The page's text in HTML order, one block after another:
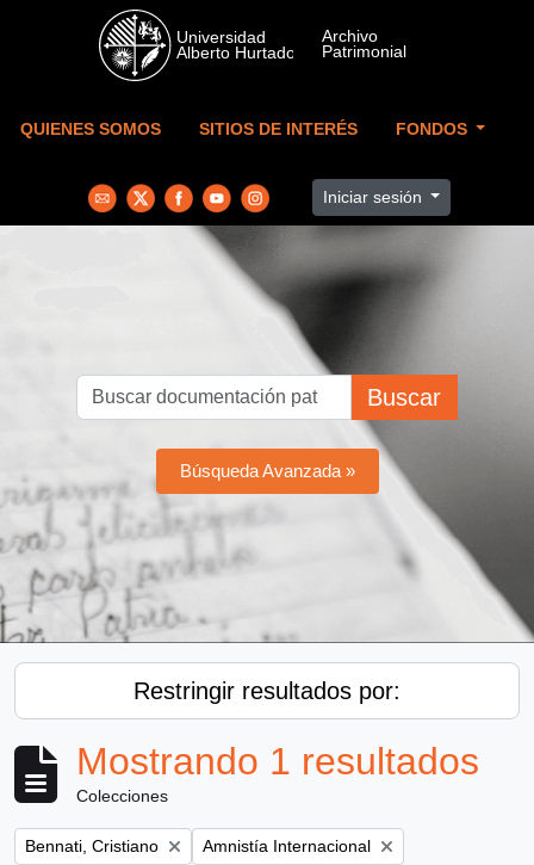
Skip to main content
QUIENES SOMOS SITIOS DE INTERÉS FONDOS
Iniciar sesión
Buscar
Búsqueda Avanzada »
Restringir resultados por:
Mostrando 1 resultados
Colecciones
Remove filter:
Bennati, Cristiano Remove filter:
Amnistía Internacional